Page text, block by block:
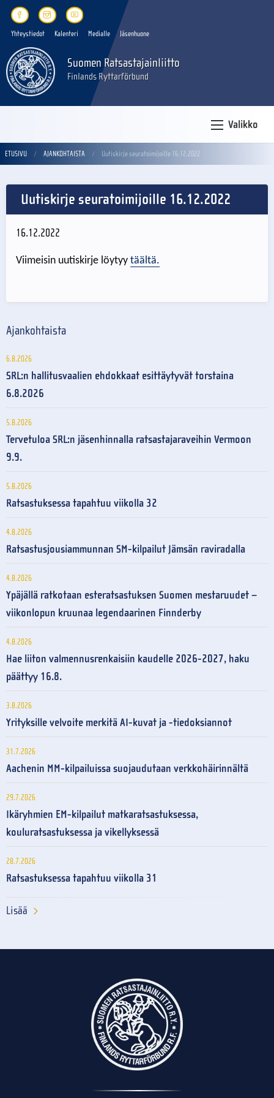
Yhteystiedot Kalenteri Medialle Jäsenhuone
Suomen Ratsastajainliitto
Finlands Ryttarförbund
Valikko
ETUSIVU AJANKOHTAISTA Uutiskirje seuratoimijoille 16.12.2022
Uutiskirje seuratoimijoille 16.12.2022
16.12.2022
Viimeisin uutiskirje löytyy täältä.
Ajankohtaista
6.8.2026
SRL:n hallitusvaalien ehdokkaat esittäytyvät torstaina
6.8.2026
5.8.2026
Tervetuloa SRL:n jäsenhinnalla ratsastajaraveihin Vermoon
9.9.
5.8.2026
Ratsastuksessa tapahtuu viikolla 32
4.8.2026
Ratsastusjousiammunnan SM-kilpailut Jämsän raviradalla
4.8.2026
Ypäjällä ratkotaan esteratsastuksen Suomen mestaruudet –
viikonlopun kruunaa legendaarinen Finnderby
4.8.2026
Hae liiton valmennusrenkaisiin kaudelle 2026-2027, haku
päättyy 16.8.
3.8.2026
Yrityksille velvoite merkitä AI-kuvat ja -tiedoksiannot
31.7.2026
Aachenin MM-kilpailuissa suojaudutaan verkkohäirinnältä
29.7.2026
Ikäryhmien EM-kilpailut matkaratsastuksessa,
kouluratsastuksessa ja vikellyksessä
28.7.2026
Ratsastuksessa tapahtuu viikolla 31
Lisää